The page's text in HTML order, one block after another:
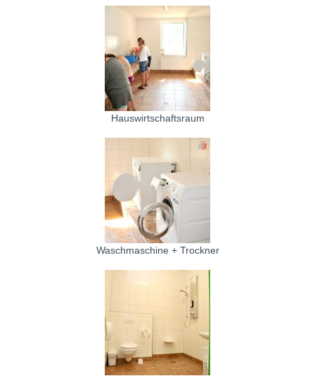
Hauswirtschaftsraum
Waschmaschine + Trockner